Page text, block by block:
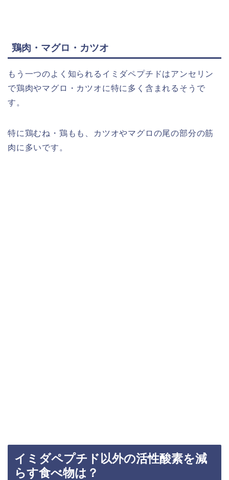
鶏肉・マグロ・カツオ
もう一つのよく知られるイミダペプチドはアンセリン
で鶏肉やマグロ・カツオに特に多く含まれるそうで
す。
特に鶏むね・鶏もも、カツオやマグロの尾の部分の筋
肉に多いです。
イミダペプチド以外の活性酸素を減
らす食べ物は？